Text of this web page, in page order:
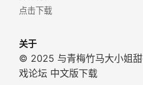
点击下载
关于
© 2025 与青梅竹马大小姐
戏论坛 中文版下载